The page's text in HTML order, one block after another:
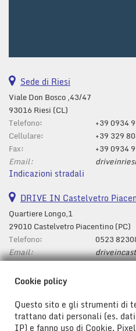
Sede di Riesi
Viale Don Bosco ,43/47
93016 Riesi (CL)
Telefono:
+39 0934
Cellulare:
+39 329
Fax:
+39 0934
Email:
Indicazioni stradali
DRIVE IN Castelvetro
Quartiere Longo,1
29010 Castelvetro Piacentino (PC)
Telefono:
0523
Email:
Indicazioni stradali
Dati fiscali:
Drive In Srl
Cookie policy
Questo sito e gli strumenti di
trattano dati personali (es.
IP) e fanno uso di Cookie,